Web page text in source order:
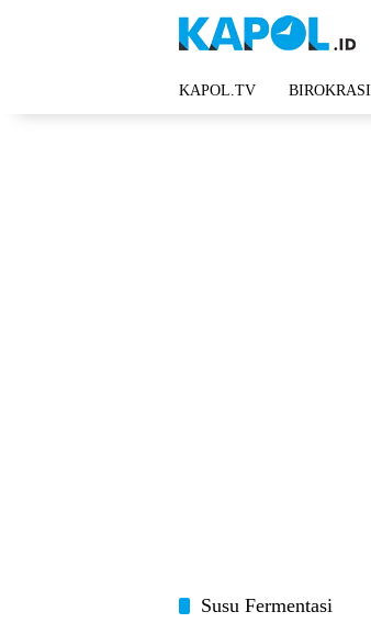
KAPOL.TV BIROKRASI
Susu Fermentasi